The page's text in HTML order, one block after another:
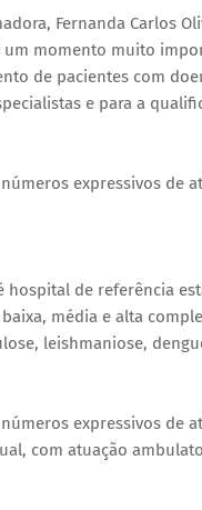
Fernanda Carlos
momento muito
de pacientes com
e para a
expressivos de
hospital de referência
média e alta
leishmaniose,
expressivos
com atuação